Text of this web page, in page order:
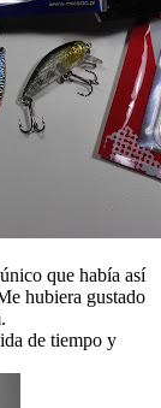
que había así
hubiera gustado
de tiempo y